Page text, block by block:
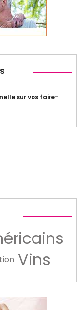
sur vos faire-
Vins